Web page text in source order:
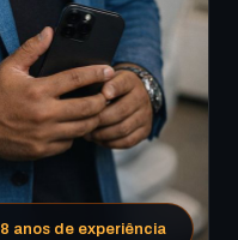
anos de experiência